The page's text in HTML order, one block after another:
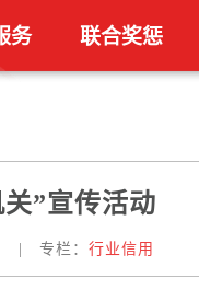
务 联合奖惩
”宣传活动
专栏： 行业信用